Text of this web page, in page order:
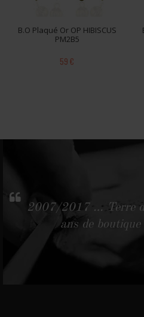
B.O Plaqué Or OP HIBISCUS
PM2B5
59 €
2007/2017 … Terre
ans de boutique